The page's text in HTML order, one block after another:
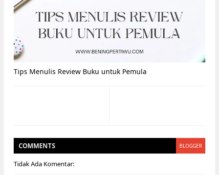
Tips Menulis Review Buku untuk Pemula
COMMENTS BLOGGER
Tidak Ada Komentar: